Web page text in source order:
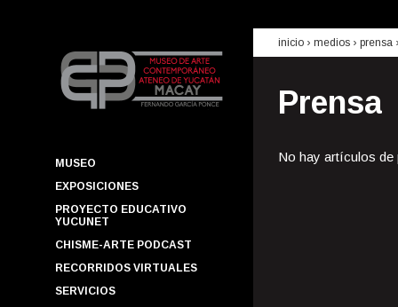
MUSEO
EXPOSICIONES
PROYECTO EDUCATIVO
YUCUNET
CHISME-ARTE PODCAST
RECORRIDOS VIRTUALES
SERVICIOS
inicio › medios › prensa
Prensa
No hay artículos de